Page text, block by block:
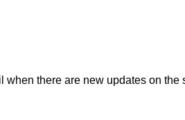
there are new updates on the